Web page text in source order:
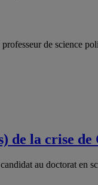
de science
de la crise
au doctorat en